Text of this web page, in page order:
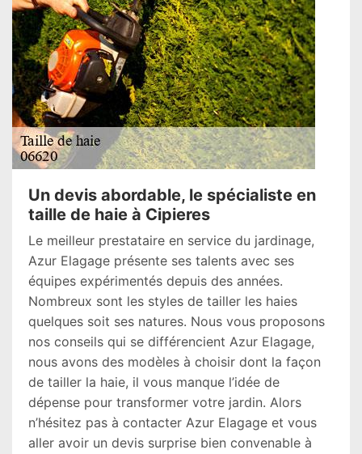
Un devis abordable, le spécialiste en
taille de haie à Cipieres
Le meilleur prestataire en service du jardinage,
Azur Elagage présente ses talents avec ses
équipes expérimentés depuis des années.
Nombreux sont les styles de tailler les haies
quelques soit ses natures. Nous vous proposons
nos conseils qui se différencient Azur Elagage,
nous avons des modèles à choisir dont la façon
de tailler la haie, il vous manque l’idée de
dépense pour transformer votre jardin. Alors
n’hésitez pas à contacter Azur Elagage et vous
aller avoir un devis surprise bien convenable à